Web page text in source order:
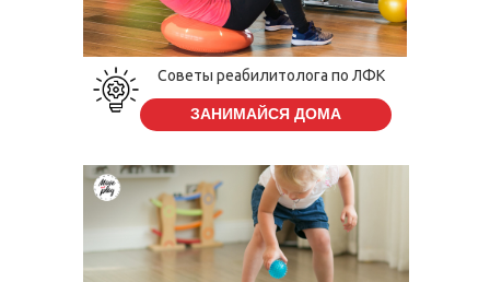
ЗАНИМАЙСЯ ДОМА
Советы реабилитолога по ЛФК